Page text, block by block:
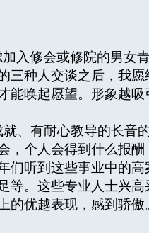
入修会或修院的男女
三种人交谈之后，我愿
唤起愿望。形象越吸
、有耐心教导的长音
，个人会得到什么报酬
们听到这些事业中的高
等。这些专业人士兴高
的优越表现，感到骄傲